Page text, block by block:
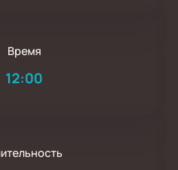
Время
12:00